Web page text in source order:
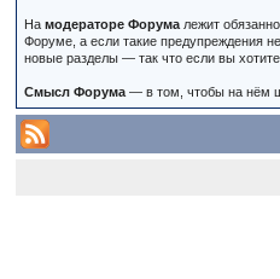
Намодераторе Форума лежит
Форуме, а если такие предупреждения
новые разделы — так что если вы
Смысл Форума — в том, чтобы на нём